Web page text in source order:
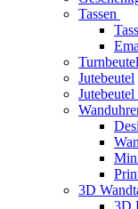
Tassen
Turnbeutel
Jutebeutel
3D
3D